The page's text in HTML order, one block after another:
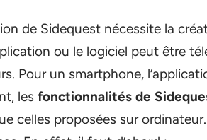
de Sidequest nécessite la
ou le logiciel peut être
Pour un smartphone,
les fonctionnalités de
celles proposées sur